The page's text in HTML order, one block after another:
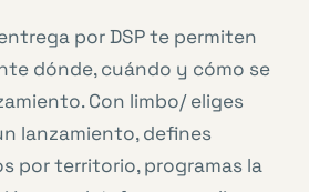
por DSP te permiten
dónde, cuándo y cómo se
Con limbo/ eliges
lanzamiento, defines
por territorio, programas la